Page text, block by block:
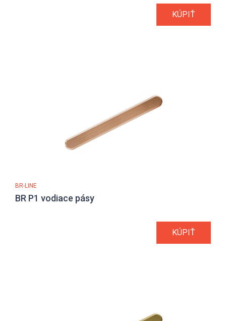
KÚPIŤ
BR-LINE
BR P1 vodiace pásy
KÚPIŤ